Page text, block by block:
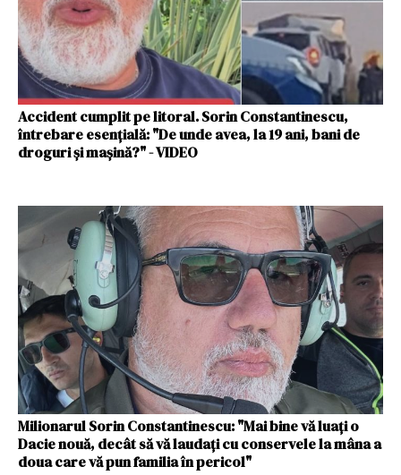
Accident cumplit pe litoral. Sorin Constantinescu,
întrebare esențială: "De unde avea, la 19 ani, bani de
droguri și mașină?" - VIDEO
Milionarul Sorin Constantinescu: "Mai bine vă luați o
Dacie nouă, decât să vă laudați cu conservele la mâna a
doua care vă pun familia în pericol"